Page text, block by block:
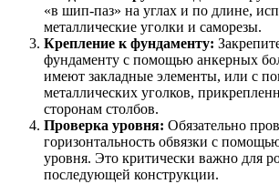
«в шип-паз» на углах и по длине,
металлические уголки и саморезы.
Крепление к фундаменту:
фундаменту с помощью анкерных
имеют закладные элементы, или с
металлических уголков,
сторонам столбов.
Проверка уровня: Обязательно
горизонтальность обвязки с
уровня. Это критически важно для
последующей конструкции.